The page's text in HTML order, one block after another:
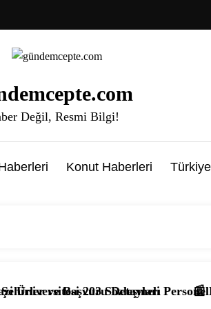
Değil, Resmi Bilgi!
Konut Haberleri Türkiye
Detayları
Sözleşmeli Personel Alımı Başladı!
📰 KPSS’li ve